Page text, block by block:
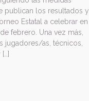
publican los resultados y
Estatal a celebrar en
febrero. Una vez más,
jugadores/as, técnicos,